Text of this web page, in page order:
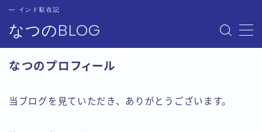
なつのBLOG
― インド駐在記
MENU
お問い合わせ
サイトマップ
なつのプロフィール
当ブログを見ていただき、ありがとうございます。